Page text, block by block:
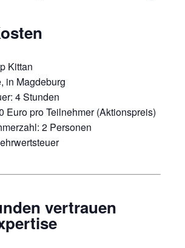
Kittan
in Magdeburg
4 Stunden
Euro pro Teilnehmer (Aktionspreis)
2 Personen
vertrauen